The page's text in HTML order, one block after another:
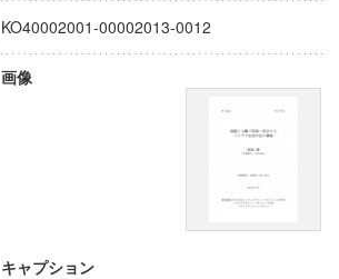
KO40002001-00002013-0012
画像
キャプション